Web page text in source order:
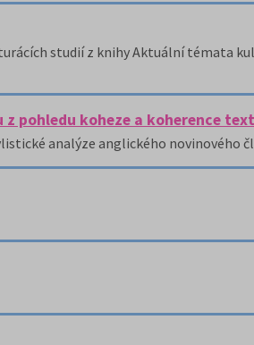
studií z knihy Aktuální témata
pohledu koheze a koherence
analýze anglického novinového